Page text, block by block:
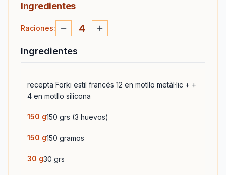
Ingredientes
Raciones: 4
Ingredientes
recepta Forki estil francés 12 en motllo metàl·lic + +
4 en motllo silicona
150 g150 grs (3 huevos)
150 g150 gramos
30 g30 grs